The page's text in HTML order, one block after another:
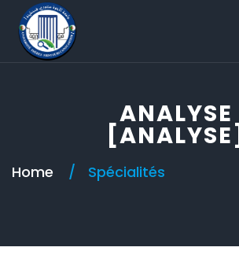
ANALYSE
[ANALYSE]
Home Spécialités